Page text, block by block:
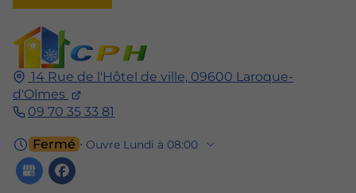
14 Rue de l'Hôtel de ville, 09600 Laroque-
d'Olmes
09 70 35 33 81
Fermé ⋅ Ouvre Lundi à 08:00